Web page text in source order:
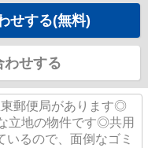
せする(無料)
わせする
郵便局があります◎
立地の物件です◎共用
るので、面倒なゴミ